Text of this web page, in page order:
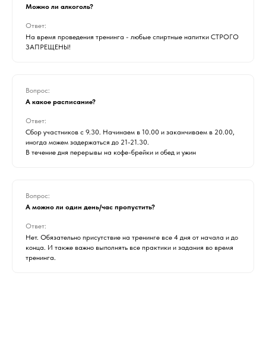
Можно ли алкоголь?
Ответ:
На время проведения тренинга - любые спиртные напитки СТРОГО
ЗАПРЕЩЕНЫ!
Вопрос:
А какое расписание?
Ответ:
Сбор участников с 9.30. Начинаем в 10.00 и заканчиваем в 20.00,
иногда можем задержаться до 21-21.30.
В течение дня перерывы на кофе-брейки и обед и ужин
Вопрос:
А можно ли один день/час пропустить?
Ответ:
Нет. Обязательно присутствие на тренинге все 4 дня от начала и до
конца. И также важно выполнять все практики и задания во время
тренинга.